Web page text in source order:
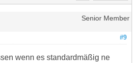
Senior Member
#9
wenn es standardmäßig ne